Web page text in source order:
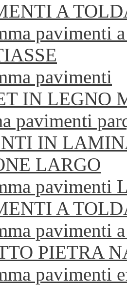
A
pavimenti
pavimenti
IN LEGNO
pavimenti
IN
LARGO
pavimenti
A
pavimenti
PIETRA
pavimenti